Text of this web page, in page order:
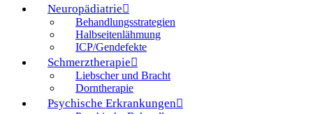
Neuropädiatrie
Behandlungsstrategien
Halbseitenlähmung
ICP/Gendefekte
Schmerztherapie
Liebscher und Bracht
Dorntherapie
Psychische Erkrankungen